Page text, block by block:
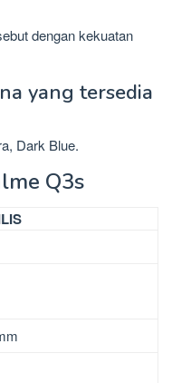
dengan kekuatan
yang tersedia
Dark Blue.
Q3s